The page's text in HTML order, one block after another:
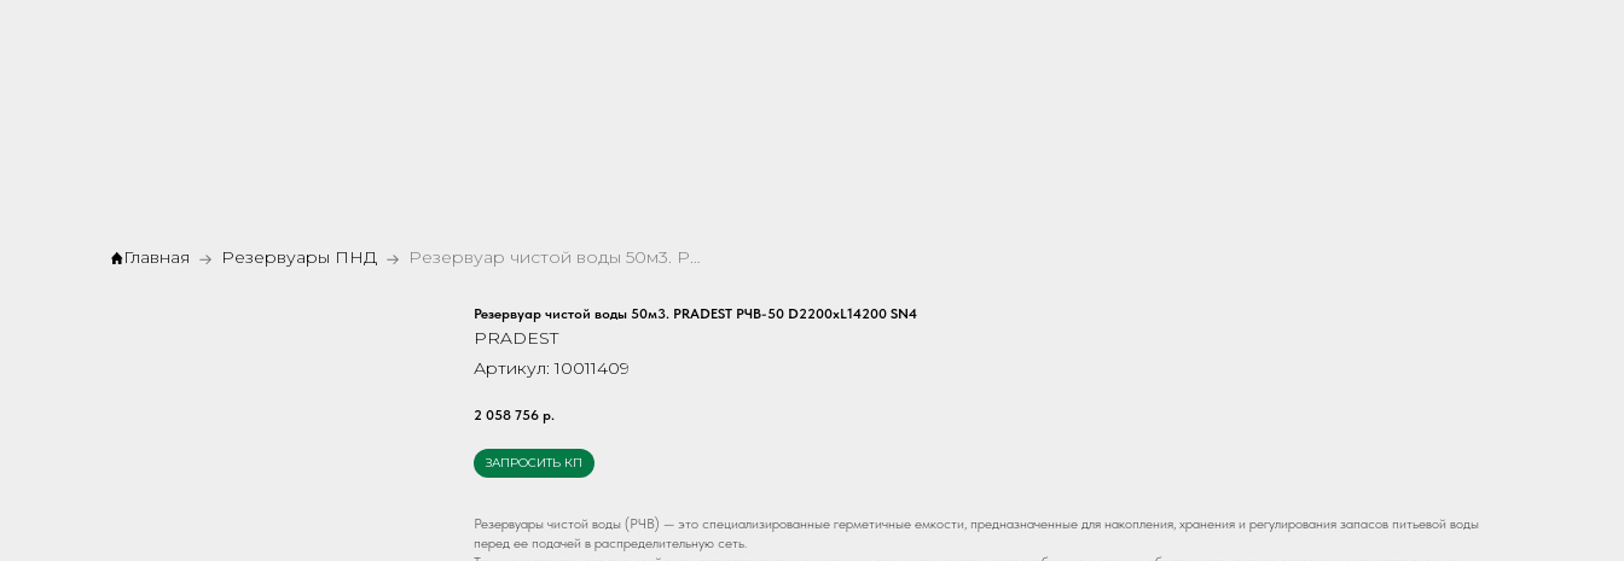
Главная Резервуары ПНД Резервуар чистой воды 50м3. PRADEST РЧВ-50 D2200хL14200 SN4
Резервуар чистой воды 50м3. PRADEST РЧВ-50 D2200хL14200 SN4
PRADEST
Артикул:10011409
2 058 756 р.
ЗАПРОСИТЬ КП
Резервуары чистой воды (РЧВ) — это специализированные герметичные емкости, предназначенные для накопления, хранения и регулирования запасов питьевой воды
перед ее подачей в распределительную сеть.